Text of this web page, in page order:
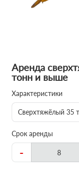
Аренда
тонн и выше
Характеристики
Сверхтяжёлый 35
Срок аренды
-